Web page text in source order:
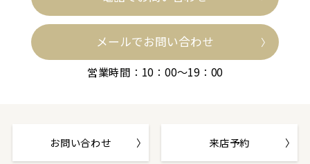
メールでお問い合わせ
営業時間：10：00～19：00
お問い合わせ 来店予約